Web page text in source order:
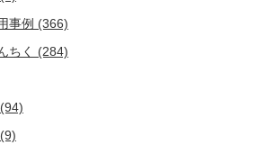
事例 (366)
ちく (284)